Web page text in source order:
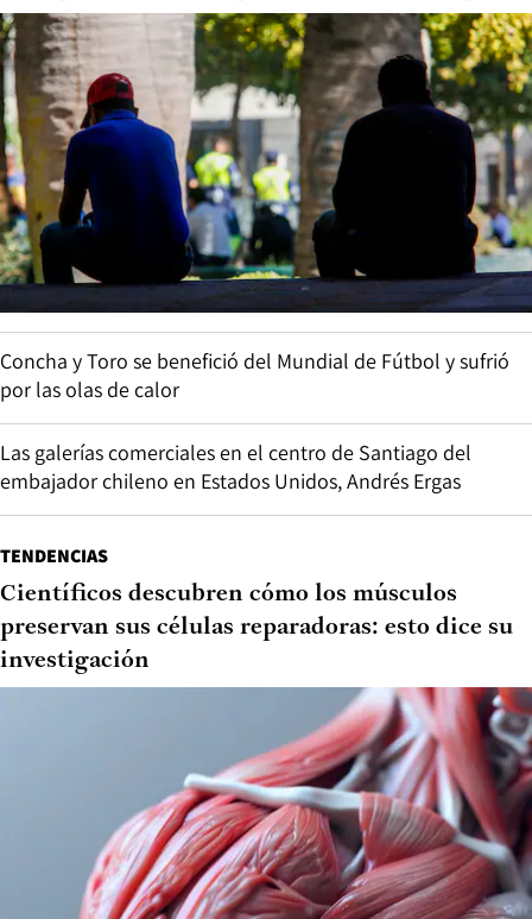
Concha y Toro se benefició del Mundial de Fútbol y sufrió
por las olas de calor
Las galerías comerciales en el centro de Santiago del
embajador chileno en Estados Unidos, Andrés Ergas
TENDENCIAS
Científicos descubren cómo los músculos
preservan sus células reparadoras: esto dice su
investigación